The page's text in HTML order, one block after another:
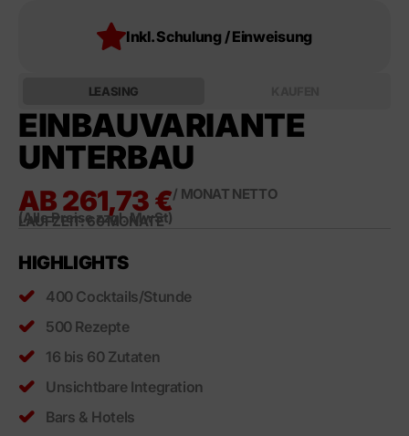
LEASING
EINBAUVARIANTE
UNTERBAU
AB 261,73 €/ MONAT NETTO
LAUFZEIT: 60 MONATE
(Alle Preise zzgl. MwSt)
HIGHLIGHTS
400 Cocktails/Stunde
500 Rezepte
16 bis 60 Zutaten
Unsichtbare Integration
Bars & Hotels
Inkl. Schulung / Einweisung